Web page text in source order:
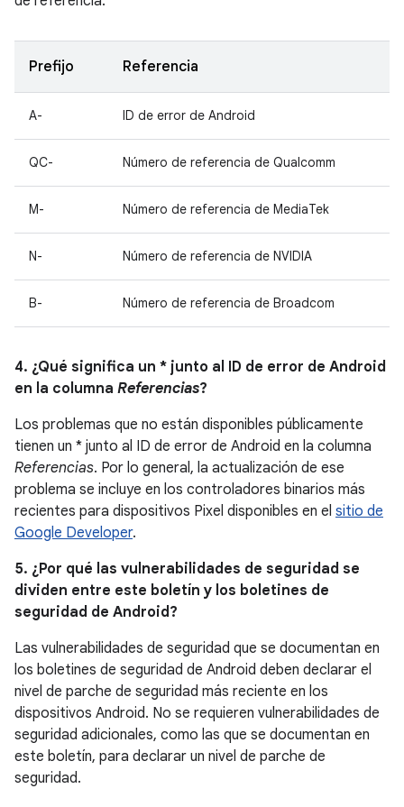
Prefijo Referencia
A- ID de error de Android
QC- Número de referencia de Qualcomm
M- Número de referencia de MediaTek
N- Número de referencia de NVIDIA
B- Número de referencia de Broadcom
4. ¿Qué significa un * junto al ID de error de Android
en la columna Referencias?
Los problemas que no están disponibles públicamente
tienen un * junto al ID de error de Android en la columna
Referencias. Por lo general, la actualización de ese
problema se incluye en los controladores binarios más
recientes para dispositivos Pixel disponibles en el sitio de
Google Developer.
5. ¿Por qué las vulnerabilidades de seguridad se
dividen entre este boletín y los boletines de
seguridad de Android?
Las vulnerabilidades de seguridad que se documentan en
los boletines de seguridad de Android deben declarar el
nivel de parche de seguridad más reciente en los
dispositivos Android. No se requieren vulnerabilidades de
seguridad adicionales, como las que se documentan en
este boletín, para declarar un nivel de parche de
seguridad.